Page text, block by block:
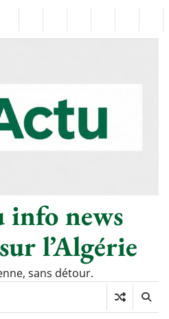
Chronique
–
Le
Thé
SociétéCultureMondeÉconomie
Tech
info news
l’Algérie
sans détour.